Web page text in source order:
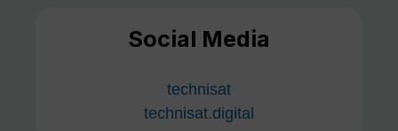
Social Media
technisat
technisat.digital